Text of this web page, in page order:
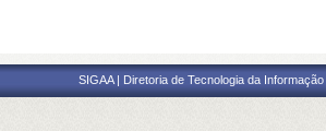
SIGAA | Diretoria de Tecnologia da